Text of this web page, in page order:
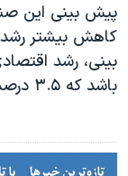
پیش بینی این
کاهش بیشتر
باشد که ۳.۵ درصد بیشتر از پیش بینی قبلی آن است.